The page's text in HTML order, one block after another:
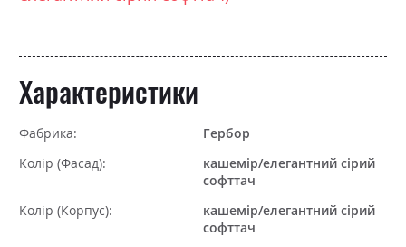
Характеристики
Фабрика:
Гербор
Колір (Фасад):
кашемір/елегантний сірий
софттач
Колір (Корпус):
кашемір/елегантний сірий
софттач